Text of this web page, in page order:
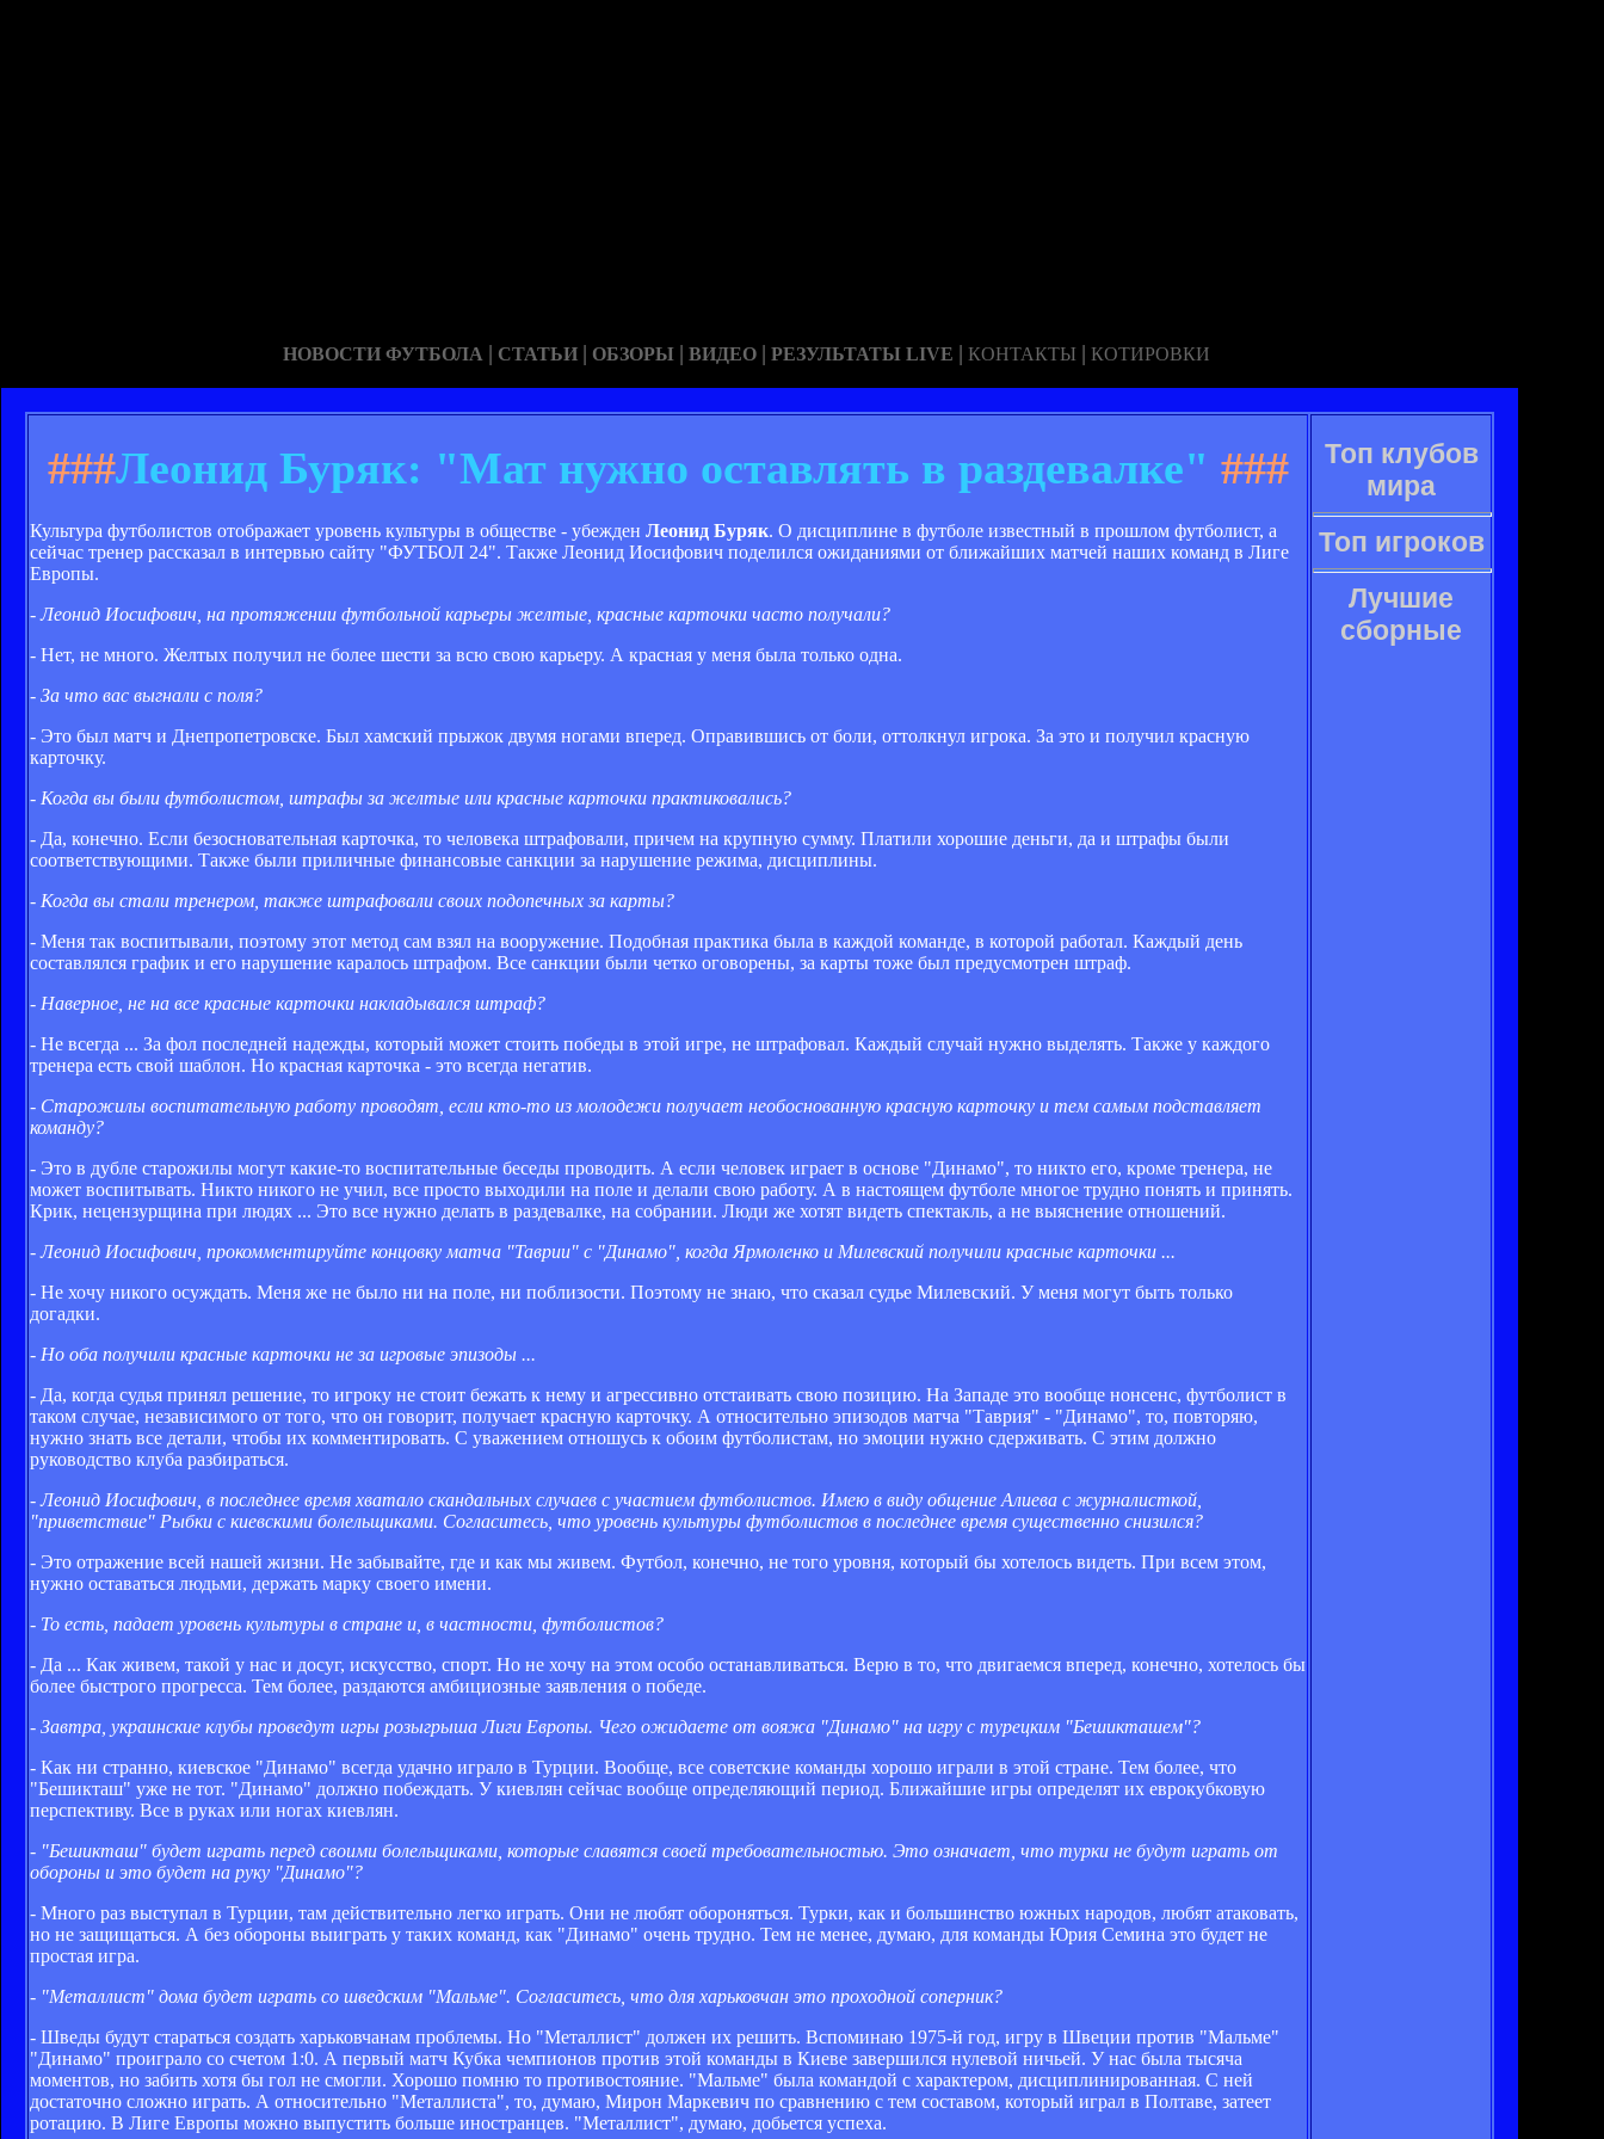
НОВОСТИ ФУТБОЛА | СТАТЬИ | ОБЗОРЫ | ВИДЕО | РЕЗУЛЬТАТЫ LIVE | КОНТАКТЫ | КОТИРОВКИ
###Леонид Буряк: "Мат нужно оставлять в раздевалке" ###
Культура футболистов отображает уровень культуры в обществе - убежден Леонид Буряк. О дисциплине в футболе известный в прошлом футболист, а
сейчас тренер рассказал в интервью сайту "ФУТБОЛ 24". Также Леонид Иосифович поделился ожиданиями от ближайших матчей наших команд в Лиге
Европы.
- Леонид Иосифович, на протяжении футбольной карьеры желтые, красные карточки часто получали?
- Нет, не много. Желтых получил не более шести за всю свою карьеру. А красная у меня была только одна.
- За что вас выгнали с поля?
- Это был матч и Днепропетровске. Был хамский прыжок двумя ногами вперед. Оправившись от боли, оттолкнул игрока. За это и получил красную
карточку.
- Когда вы были футболистом, штрафы за желтые или красные карточки практиковались?
- Да, конечно. Если безосновательная карточка, то человека штрафовали, причем на крупную сумму. Платили хорошие деньги, да и штрафы были
соответствующими. Также были приличные финансовые санкции за нарушение режима, дисциплины.
- Когда вы стали тренером, также штрафовали своих подопечных за карты?
- Меня так воспитывали, поэтому этот метод сам взял на вооружение. Подобная практика была в каждой команде, в которой работал. Каждый день
составлялся график и его нарушение каралось штрафом. Все санкции были четко оговорены, за карты тоже был предусмотрен штраф.
- Наверное, не на все красные карточки накладывался штраф?
- Не всегда ... За фол последней надежды, который может стоить победы в этой игре, не штрафовал. Каждый случай нужно выделять. Также у каждого
тренера есть свой шаблон. Но красная карточка - это всегда негатив.
- Старожилы воспитательную работу проводят, если кто-то из молодежи получает необоснованную красную карточку и тем самым подставляет
команду?
- Это в дубле старожилы могут какие-то воспитательные беседы проводить. А если человек играет в основе "Динамо", то никто его, кроме тренера, не
может воспитывать. Никто никого не учил, все просто выходили на поле и делали свою работу. А в настоящем футболе многое трудно понять и принять.
Крик, нецензурщина при людях ... Это все нужно делать в раздевалке, на собрании. Люди же хотят видеть спектакль, а не выяснение отношений.
- Леонид Иосифович, прокомментируйте концовку матча "Таврии" с "Динамо", когда Ярмоленко и Милевский получили красные карточки ...
- Не хочу никого осуждать. Меня же не было ни на поле, ни поблизости. Поэтому не знаю, что сказал судье Милевский. У меня могут быть только
догадки.
- Но оба получили красные карточки не за игровые эпизоды ...
- Да, когда судья принял решение, то игроку не стоит бежать к нему и агрессивно отстаивать свою позицию. На Западе это вообще нонсенс, футболист в
таком случае, независимого от того, что он говорит, получает красную карточку. А относительно эпизодов матча "Таврия" - "Динамо", то, повторяю,
нужно знать все детали, чтобы их комментировать. С уважением отношусь к обоим футболистам, но эмоции нужно сдерживать. С этим должно
руководство клуба разбираться.
- Леонид Иосифович, в последнее время хватало скандальных случаев с участием футболистов. Имею в виду общение Алиева с журналисткой,
"приветствие" Рыбки с киевскими болельщиками. Согласитесь, что уровень культуры футболистов в последнее время существенно снизился?
- Это отражение всей нашей жизни. Не забывайте, где и как мы живем. Футбол, конечно, не того уровня, который бы хотелось видеть. При всем этом,
нужно оставаться людьми, держать марку своего имени.
- То есть, падает уровень культуры в стране и, в частности, футболистов?
- Да ... Как живем, такой у нас и досуг, искусство, спорт. Но не хочу на этом особо останавливаться. Верю в то, что двигаемся вперед, конечно, хотелось бы
более быстрого прогресса. Тем более, раздаются амбициозные заявления о победе.
- Завтра, украинские клубы проведут игры розыгрыша Лиги Европы. Чего ожидаете от вояжа "Динамо" на игру с турецким "Бешикташем"?
- Как ни странно, киевское "Динамо" всегда удачно играло в Турции. Вообще, все советские команды хорошо играли в этой стране. Тем более, что
"Бешикташ" уже не тот. "Динамо" должно побеждать. У киевлян сейчас вообще определяющий период. Ближайшие игры определят их еврокубковую
перспективу. Все в руках или ногах киевлян.
- "Бешикташ" будет играть перед своими болельщиками, которые славятся своей требовательностью. Это означает, что турки не будут играть от
обороны и это будет на руку "Динамо"?
- Много раз выступал в Турции, там действительно легко играть. Они не любят обороняться. Турки, как и большинство южных народов, любят атаковать,
но не защищаться. А без обороны выиграть у таких команд, как "Динамо" очень трудно. Тем не менее, думаю, для команды Юрия Семина это будет не
простая игра.
- "Металлист" дома будет играть со шведским "Мальме". Согласитесь, что для харьковчан это проходной соперник?
- Шведы будут стараться создать харьковчанам проблемы. Но "Металлист" должен их решить. Вспоминаю 1975-й год, игру в Швеции против "Мальме"
"Динамо" проиграло со счетом 1:0. А первый матч Кубка чемпионов против этой команды в Киеве завершился нулевой ничьей. У нас была тысяча
моментов, но забить хотя бы гол не смогли. Хорошо помню то противостояние. "Мальме" была командой с характером, дисциплинированная. С ней
достаточно сложно играть. А относительно "Металлиста", то, думаю, Мирон Маркевич по сравнению с тем составом, который играл в Полтаве, затеет
ротацию. В Лиге Европы можно выпустить больше иностранцев. "Металлист", думаю, добьется успеха.
Топ клубов
мира
Топ игроков
Лучшие
сборные